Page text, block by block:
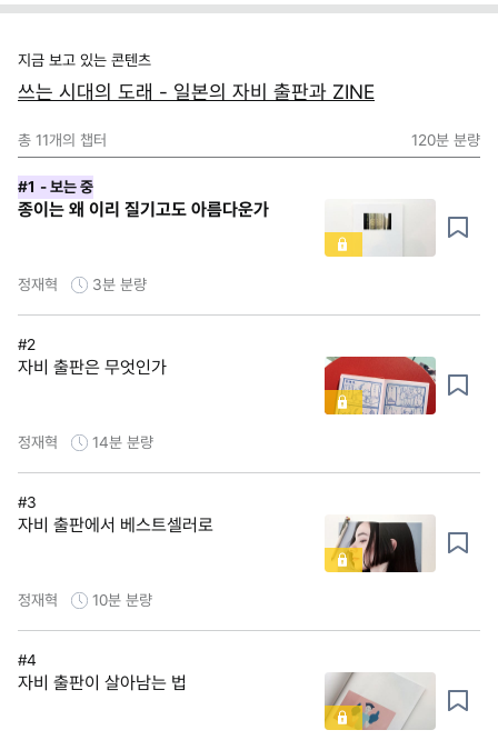
지금 보고 있는 콘텐츠
쓰는 시대의 도래 - 일본의 자비 출판과 ZINE
총 11개의 챕터 120분 분량
#1 - 보는 중
종이는 왜 이리 질기고도 아름다운가
정재혁 3분 분량
#2
자비 출판은 무엇인가
정재혁 14분 분량
#3
자비 출판에서 베스트셀러로
정재혁 10분 분량
#4
자비 출판이 살아남는 법